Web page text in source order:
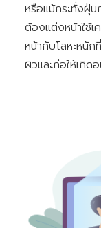
หรือแม้กระทั่งฝุ่
ต้องแต่งหน้าใช้เ
หน้ากับโลหะหนัก
ผิวและก่อให้เกิด